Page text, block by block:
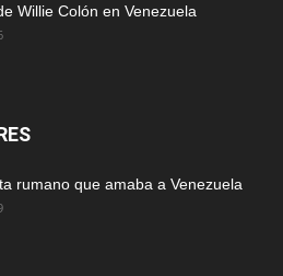
Willie Colón en Venezuela
rumano que amaba a Venezuela